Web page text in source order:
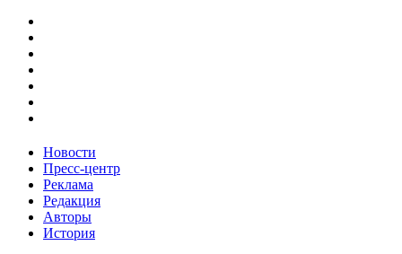
Новости
Пресс-центр
Реклама
Редакция
Авторы
История